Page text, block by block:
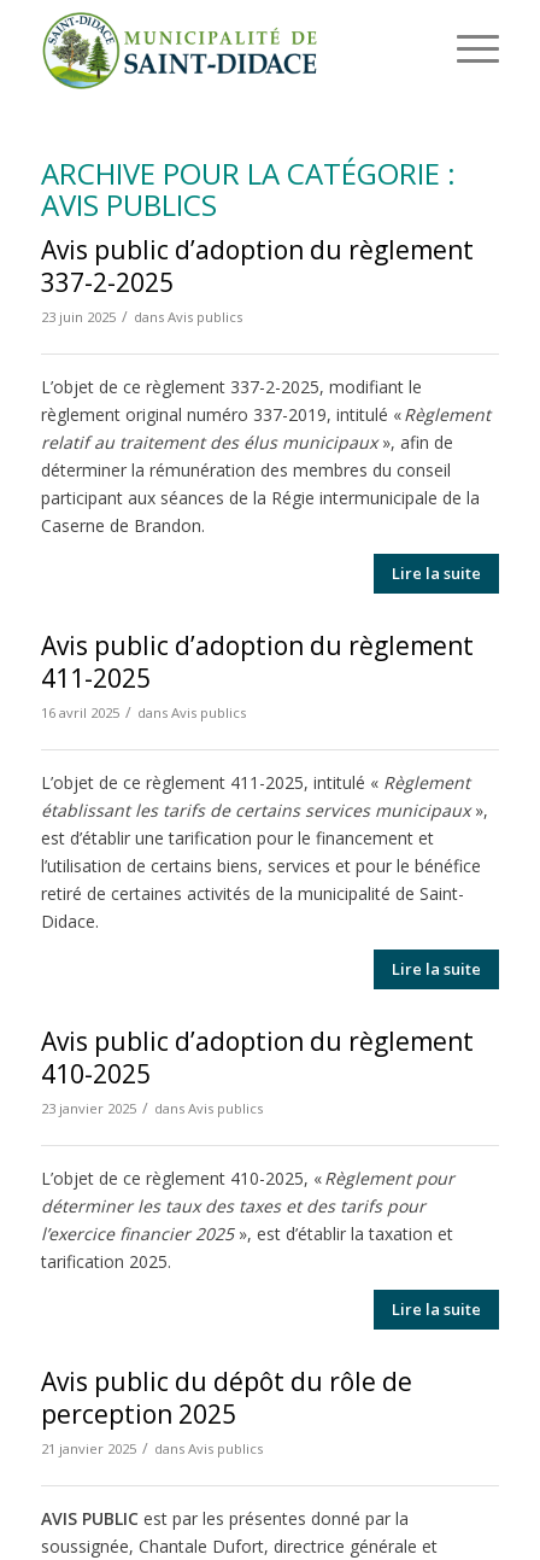
ARCHIVE POUR LA CATÉGORIE :
AVIS PUBLICS
Avis public d’adoption du règlement
337-2-2025
23 juin 2025 / dans Avis publics
L’objet de ce règlement 337-2-2025, modifiant le
règlement original numéro 337-2019, intitulé «Règlement
relatif au traitement des élus municipaux», afin de
déterminer la rémunération des membres du conseil
participant aux séances de la Régie intermunicipale de la
Caserne de Brandon.
Lire la suite
Avis public d’adoption du règlement
411-2025
16 avril 2025 / dans Avis publics
L’objet de ce règlement 411-2025, intitulé « Règlement
établissant les tarifs de certains services municipaux»,
est d’établir une tarification pour le financement et
l’utilisation de certains biens, services et pour le bénéfice
retiré de certaines activités de la municipalité de Saint-
Didace.
Lire la suite
Avis public d’adoption du règlement
410-2025
23 janvier 2025 / dans Avis publics
L’objet de ce règlement 410-2025, «Règlement pour
déterminer les taux des taxes et des tarifs pour
l’exercice financier 2025 », est d’établir la taxation et
tarification 2025.
Lire la suite
Avis public du dépôt du rôle de
perception 2025
21 janvier 2025 / dans Avis publics
AVIS PUBLICest par les présentes donné par la
soussignée, Chantale Dufort, directrice générale et